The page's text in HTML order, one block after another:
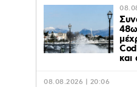
και
08.08.2026 | 20:06